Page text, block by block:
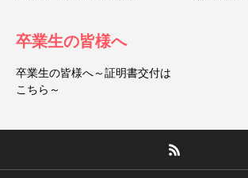
卒業生の皆様へ
卒業生の皆様へ～証明書交付は
こちら～